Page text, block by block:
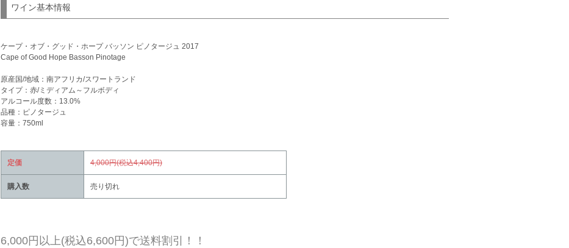
ワイン基本情報
ケープ・オブ・グッド・ホープ バッソン ピノタージュ 2017
Cape of Good Hope Basson Pinotage
原産国/地域：南アフリカ/スワートランド
タイプ：赤/ミディアム～フルボディ
アルコール度数：13.0%
品種：ピノタージュ
容量：750ml
定価 4,000円(税込4,400円)
購入数 売り切れ
6,000円以上(税込6,600円)で送料割引！！